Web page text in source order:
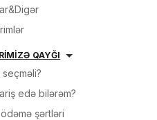
QAYĞI
edə bilərəm?
ödəmə şərtləri